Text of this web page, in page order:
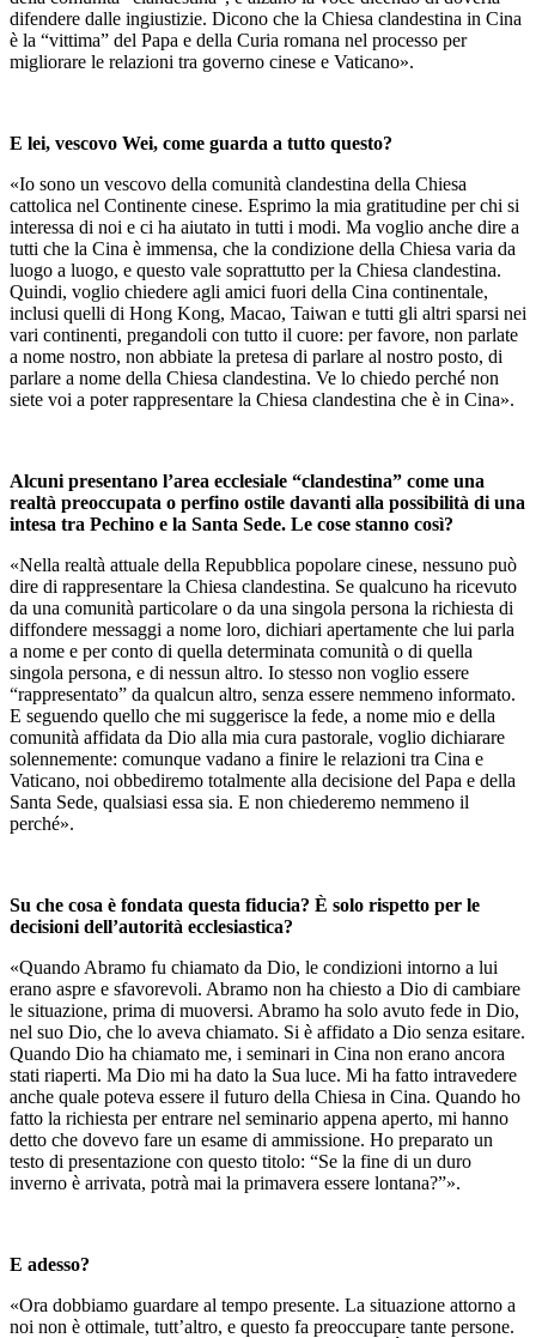
difendere dalle ingiustizie. Dicono che la Chiesa clandestina in Cina
è la “vittima” del Papa e della Curia romana nel processo per
migliorare le relazioni tra governo cinese e Vaticano».
E lei, vescovo Wei, come guarda a tutto questo?
«Io sono un vescovo della comunità clandestina della Chiesa
cattolica nel Continente cinese. Esprimo la mia gratitudine per chi si
interessa di noi e ci ha aiutato in tutti i modi. Ma voglio anche dire a
tutti che la Cina è immensa, che la condizione della Chiesa varia da
luogo a luogo, e questo vale soprattutto per la Chiesa clandestina.
Quindi, voglio chiedere agli amici fuori della Cina continentale,
inclusi quelli di Hong Kong, Macao, Taiwan e tutti gli altri sparsi nei
vari continenti, pregandoli con tutto il cuore: per favore, non parlate
a nome nostro, non abbiate la pretesa di parlare al nostro posto, di
parlare a nome della Chiesa clandestina. Ve lo chiedo perché non
siete voi a poter rappresentare la Chiesa clandestina che è in Cina».
Alcuni presentano l’area ecclesiale “clandestina” come una
realtà preoccupata o perfino ostile davanti alla possibilità di una
intesa tra Pechino e la Santa Sede. Le cose stanno così?
«Nella realtà attuale della Repubblica popolare cinese, nessuno può
dire di rappresentare la Chiesa clandestina. Se qualcuno ha ricevuto
da una comunità particolare o da una singola persona la richiesta di
diffondere messaggi a nome loro, dichiari apertamente che lui parla
a nome e per conto di quella determinata comunità o di quella
singola persona, e di nessun altro. Io stesso non voglio essere
“rappresentato” da qualcun altro, senza essere nemmeno informato.
E seguendo quello che mi suggerisce la fede, a nome mio e della
comunità affidata da Dio alla mia cura pastorale, voglio dichiarare
solennemente: comunque vadano a finire le relazioni tra Cina e
Vaticano, noi obbediremo totalmente alla decisione del Papa e della
Santa Sede, qualsiasi essa sia. E non chiederemo nemmeno il
perché».
Su che cosa è fondata questa fiducia? È solo rispetto per le
decisioni dell’autorità ecclesiastica?
«Quando Abramo fu chiamato da Dio, le condizioni intorno a lui
erano aspre e sfavorevoli. Abramo non ha chiesto a Dio di cambiare
le situazione, prima di muoversi. Abramo ha solo avuto fede in Dio,
nel suo Dio, che lo aveva chiamato. Si è affidato a Dio senza esitare.
Quando Dio ha chiamato me, i seminari in Cina non erano ancora
stati riaperti. Ma Dio mi ha dato la Sua luce. Mi ha fatto intravedere
anche quale poteva essere il futuro della Chiesa in Cina. Quando ho
fatto la richiesta per entrare nel seminario appena aperto, mi hanno
detto che dovevo fare un esame di ammissione. Ho preparato un
testo di presentazione con questo titolo: “Se la fine di un duro
inverno è arrivata, potrà mai la primavera essere lontana?”».
E adesso?
«Ora dobbiamo guardare al tempo presente. La situazione attorno a
noi non è ottimale, tutt’altro, e questo fa preoccupare tante persone.